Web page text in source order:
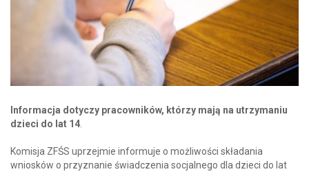
Informacja dotyczy pracowników, którzy mają na utrzymaniu
dzieci do lat 14
Komisja ZFŚS uprzejmie informuje o możliwości składania
wniosków o przyznanie świadczenia socjalnego dla dzieci do lat